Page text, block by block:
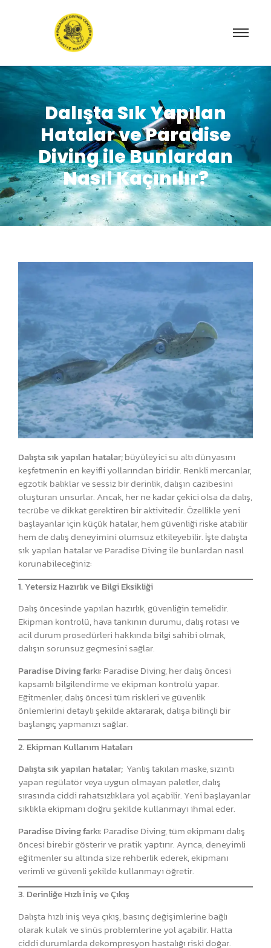
Dalışta Sık Yapılan
Hatalar ve Paradise
Diving ile Bunlardan
Nasıl Kaçınılır?
Dalışta sık yapılan hatalar;büyüleyici su altı dünyasını
keşfetmenin en keyifli yollarından biridir. Renkli mercanlar,
egzotik balıklar ve sessiz bir derinlik, dalışın cazibesini
oluşturan unsurlar. Ancak, her ne kadar çekici olsa da dalış,
tecrübe ve dikkat gerektiren bir aktivitedir. Özellikle yeni
başlayanlar için küçük hatalar, hem güvenliği riske atabilir
hem de dalış deneyimini olumsuz etkileyebilir. İşte dalışta
sık yapılan hatalar ve Paradise Diving ile bunlardan nasıl
korunabileceğiniz:
1. Yetersiz Hazırlık ve Bilgi Eksikliği
Dalış öncesinde yapılan hazırlık, güvenliğin temelidir.
Ekipman kontrolü, hava tankının durumu, dalış rotası ve
acil durum prosedürleri hakkında bilgi sahibi olmak,
dalışın sorunsuz geçmesini sağlar.
Paradise Diving farkı: Paradise Diving, her dalış öncesi
kapsamlı bilgilendirme ve ekipman kontrolü yapar.
Eğitmenler, dalış öncesi tüm riskleri ve güvenlik
önlemlerini detaylı şekilde aktararak, dalışa bilinçli bir
başlangıç yapmanızı sağlar.
2. Ekipman Kullanım Hataları
Dalışta sık yapılan hatalar; Yanlış takılan maske, sızıntı
yapan regülatör veya uygun olmayan paletler, dalış
sırasında ciddi rahatsızlıklara yol açabilir. Yeni başlayanlar
sıklıkla ekipmanı doğru şekilde kullanmayı ihmal eder.
Paradise Diving farkı: Paradise Diving, tüm ekipmanı dalış
öncesi birebir gösterir ve pratik yaptırır. Ayrıca, deneyimli
eğitmenler su altında size rehberlik ederek, ekipmanı
verimli ve güvenli şekilde kullanmayı öğretir.
3. Derinliğe Hızlı İniş ve Çıkış
Dalışta hızlı iniş veya çıkış, basınç değişimlerine bağlı
olarak kulak ve sinüs problemlerine yol açabilir. Hatta
ciddi durumlarda dekompresyon hastalığı riski doğar.